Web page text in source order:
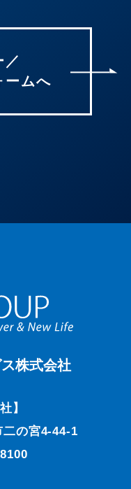
／
ームへ
株式会社
】
二の宮4-44-1